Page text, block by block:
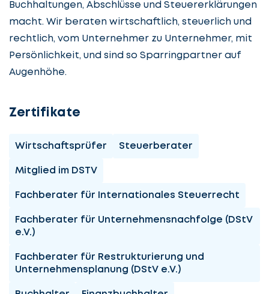
Buchhaltungen, Abschlüsse und Steuererklärungen
macht. Wir beraten wirtschaftlich, steuerlich und
rechtlich, vom Unternehmer zu Unternehmer, mit
Persönlichkeit, und sind so Sparringpartner auf
Augenhöhe.
Zertifikate
Wirtschaftsprüfer Steuerberater
Mitglied im DSTV
Fachberater für Internationales Steuerrecht
Fachberater für Unternehmensnachfolge (DStV
e.V.)
Fachberater für Restrukturierung und
Unternehmensplanung (DStV e.V.)